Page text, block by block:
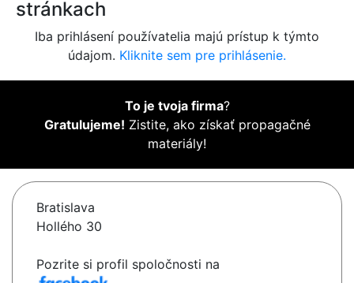
stránkach
Iba prihlásení používatelia majú prístup k týmto
údajom. Kliknite sem pre prihlásenie.
To je tvoja firma?
Gratulujeme! Zistite, ako získať propagačné
materiály!
Bratislava
Hollého 30
Pozrite si profil spoločnosti na